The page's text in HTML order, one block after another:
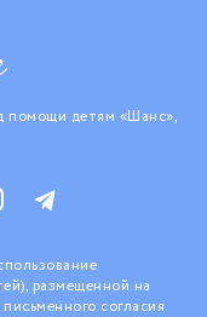
помощи детям «Шанс»,
размещенной на
согласия